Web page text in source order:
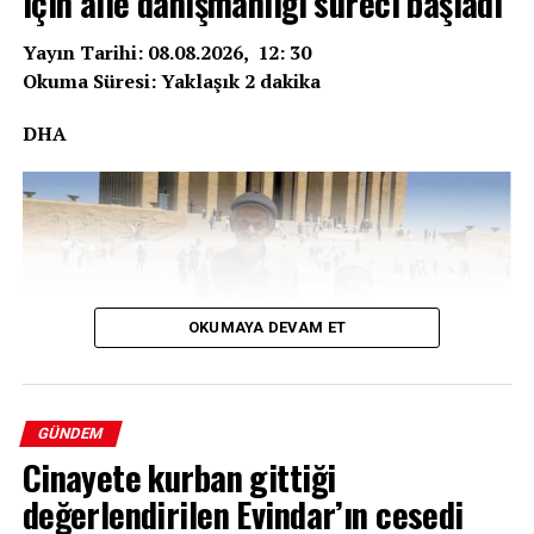
Yayın Tarihi: 08.08.2026, 12: 30
Okuma Süresi: Yaklaşık 2 dakika
DHA
Adıyaman’da 34 yıl boyunca çocuk hasreti çeken, evini
satarak tüp bebek tedavisi gören ve ikiz kızlarına
OKUMAYA DEVAM ET
GÜNDEM
Cinayete kurban gittiği
değerlendirilen Evindar’ın cesedi